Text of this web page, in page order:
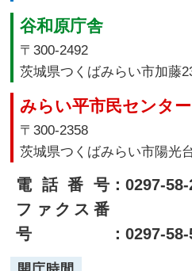
谷和原庁舎
〒300-2492
茨城県つくばみらい市加藤
みらい平市民センター
〒300-2358
茨城県つくばみらい市陽光
電話番号：0297-58-
ファクス番
号
：0297-